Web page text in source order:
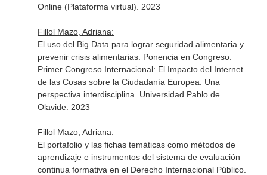
Online (Plataforma virtual). 2023
Fillol Mazo, Adriana:
El uso del Big Data para lograr seguridad alimentaria y
prevenir crisis alimentarias. Ponencia en Congreso.
Primer Congreso Internacional: El Impacto del Internet
de las Cosas sobre la Ciudadanía Europea. Una
perspectiva interdisciplina. Universidad Pablo de
Olavide. 2023
Fillol Mazo, Adriana:
El portafolio y las fichas temáticas como métodos de
aprendizaje e instrumentos del sistema de evaluación
continua formativa en el Derecho Internacional Público.